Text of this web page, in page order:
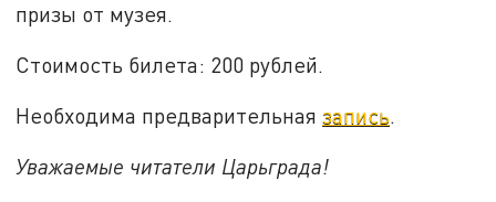
призы от музея.
Стоимость билета: 200 рублей.
Необходима предварительнаязапись.
Уважаемые читатели Царьграда!